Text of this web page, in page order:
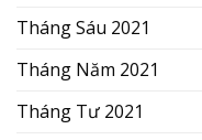
Tháng Sáu 2021
Tháng Năm 2021
Tháng Tư 2021